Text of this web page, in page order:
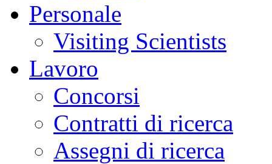
Personale
Visiting Scientists
Lavoro
Concorsi
Contratti di ricerca
Assegni di ricerca